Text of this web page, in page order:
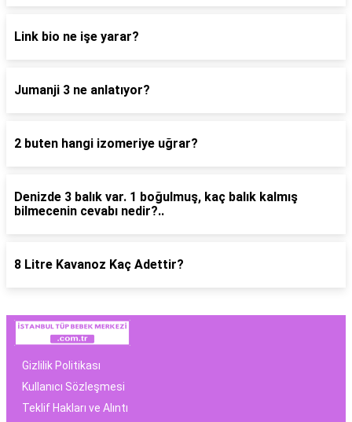
Link bio ne işe yarar?
Jumanji 3 ne anlatıyor?
2 buten hangi izomeriye uğrar?
Denizde 3 balık var. 1 boğulmuş, kaç balık kalmış
bilmecenin cevabı nedir?..
8 Litre Kavanoz Kaç Adettir?
Gizlilik Politikası
Kullanıcı Sözleşmesi
Teklif Hakları ve Alıntı